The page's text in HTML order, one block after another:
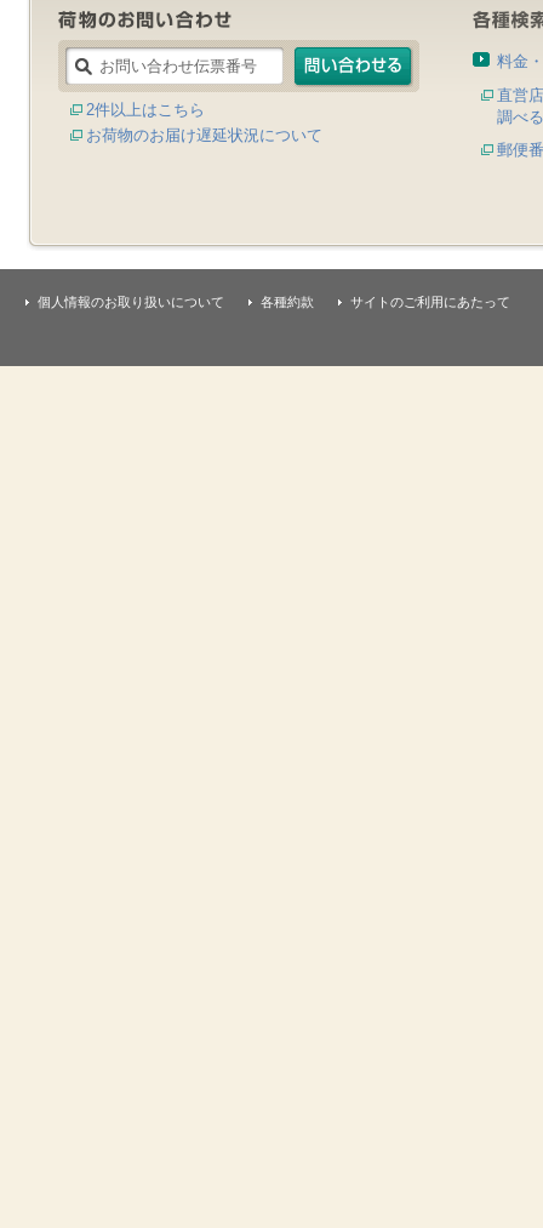
2件以上はこちら
お荷物のお届け遅延状況について
料金
直営
調べる
郵便
個人情報のお取り扱いについて 各種約款 サイトのご利用にあたって